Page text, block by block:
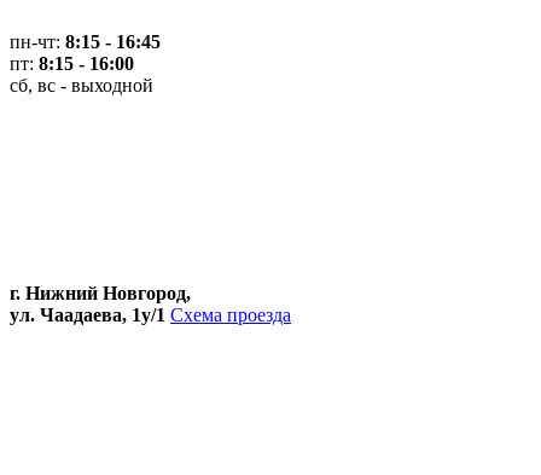
пн-чт: 8:15 - 16:45
пт: 8:15 - 16:00
сб, вс - выходной
г. Нижний Новгород,
ул. Чаадаева, 1у/1 Схема проезда